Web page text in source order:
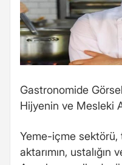
Gastronomide
Hijyenin ve Mesleki
Yeme-içme
aktarımın,